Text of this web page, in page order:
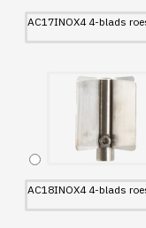
AC17INOX4 4-blads
AC18INOX4 4-blads